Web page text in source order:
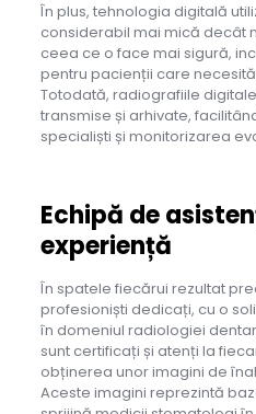
În plus, tehnologia digitală
considerabil mai mică decât
ceea ce o face mai sigură,
pentru pacienții care
Totodată, radiografiile
transmise și arhivate,
specialiști și monitorizarea
Echipă de
experiență
În spatele fiecărui rezultat
profesioniști dedicați, cu o
în domeniul radiologiei
sunt certificați și atenți la
obținerea unor imagini de
Aceste imagini reprezintă